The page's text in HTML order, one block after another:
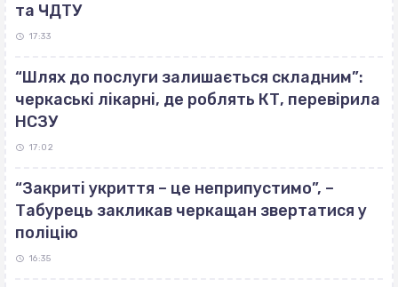
та ЧДТУ
17:33
“Шлях до послуги залишається складним”:
черкаські лікарні, де роблять КТ, перевірила
НСЗУ
17:02
“Закриті укриття – це неприпустимо”, –
Табурець закликав черкащан звертатися у
поліцію
16:35